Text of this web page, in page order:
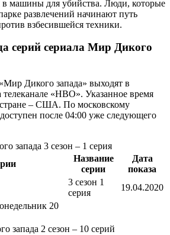
машины для убийства. Люди, которые
развлечений начинают путь
взбесившейся техники.
серий сериала Мир Дикого
Дикого запада» выходят в
телеканале «HBO». Указанное время
стране – США. По московскому
после 04:00 уже следующего
запада 3 сезон – 1 серия
Название
серии
Дата
показа
3 сезон 1
серия
19.04.2020
20
запада 2 сезон – 10 серий